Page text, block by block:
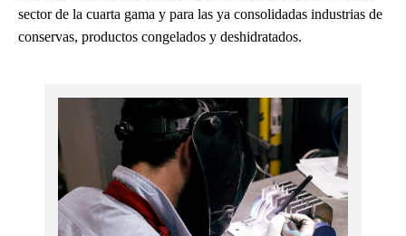
sector de la cuarta gama y para las ya consolidadas industrias de
conservas, productos congelados y deshidratados.